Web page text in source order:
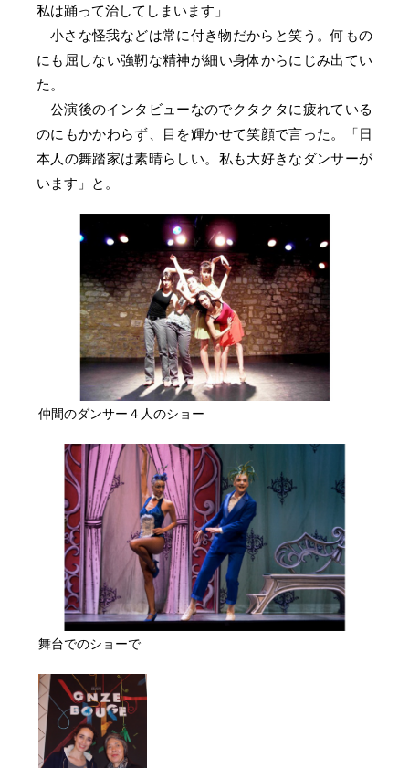
私は踊って治してしまいます」
小さな怪我などは常に付き物だからと笑う。何もの
にも屈しない強靭な精神が細い身体からにじみ出てい
た。
公演後のインタビューなのでクタクタに疲れている
のにもかかわらず、目を輝かせて笑顔で言った。「日
本人の舞踏家は素晴らしい。私も大好きなダンサーが
います」と。
仲間のダンサー４人のショー
舞台でのショーで